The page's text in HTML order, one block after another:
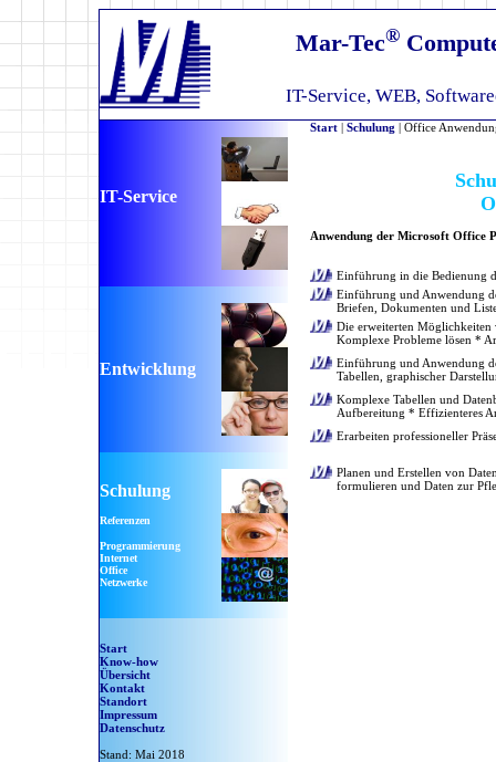
Mar-Tec®
IT-Service, WEB,
IT-Service
Entwicklung
Schulung
Referenzen
Programmierung
Internet
Office
Netzwerke
Start
Know-how
Übersicht
Kontakt
Standort
Impressum
Datenschutz
Stand: Mai 2018
Start | Schulung | Office
Anwendung der Microsoft Office
Einführung in die Bedienung
Einführung und Anwendung
Briefen, Dokumenten und
Die erweiterten
Komplexe Probleme lösen *
Einführung und Anwendung
Tabellen, graphischer
Komplexe Tabellen und
Aufbereitung * Effizienteres
Erarbeiten professioneller
Planen und Erstellen von
formulieren und Daten zur